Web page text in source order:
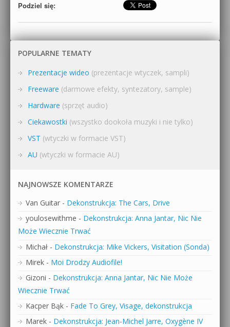
Podziel się:
POPULARNE TEMATY
Prezentacje wideo (prezentacje wtyczek, sampli)
Freeware (darmowe efekty, syntezatory, sample)
Hardware (sprzęt audio)
Ciekawostki (wszystko dookoła muzyki i nie tylko)
VST (wtyczki w formacie VST)
AU (wtyczki w formacie AU)
NAJNOWSZE KOMENTARZE
Van Guitar - Dekonstrukcja: The Cars, Drive
youlosewithme - Dekonstrukcja: Anna Jantar, Nic Nie
Może Wiecznie Trwać
Michał - Dekonstrukcja: Mike Vickers, Visitation (Sonda)
Mirek - Moi Drodzy Audiofile!
Gizoni - Dekonstrukcja: Anna Jantar, Nic Nie Może
Wiecznie Trwać
Kacper Bąk - Fade To Grey, Visage, dekonstrukcja
Marek - Dekonstrukcja: Jean-Michel Jarre, Oxygène IV